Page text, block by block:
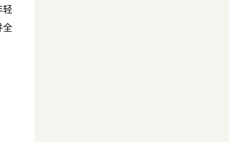
轻
全